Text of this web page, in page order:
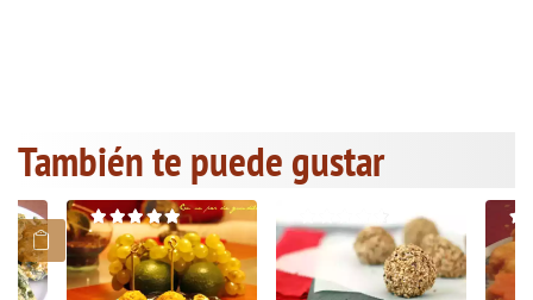
También te puede gustar